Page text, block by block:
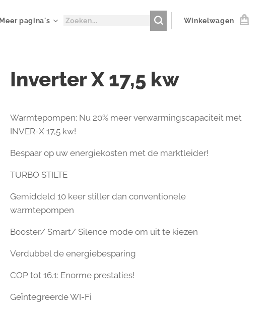
Meer pagina's Winkelwagen
Inverter X 17,5 kw
Warmtepompen: Nu 20% meer verwarmingscapaciteit met
INVER-X 17,5 kw!
Bespaar op uw energiekosten met de marktleider!
TURBO STILTE
Gemiddeld 10 keer stiller dan conventionele
warmtepompen
Booster/ Smart/ Silence mode om uit te kiezen
Verdubbel de energiebesparing
COP tot 16.1: Enorme prestaties!
Geïntegreerde WI-Fi